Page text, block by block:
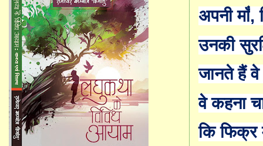
अपनी माँ,
उनकी
जानते हैं वे
वे कहना
कि फिक्र